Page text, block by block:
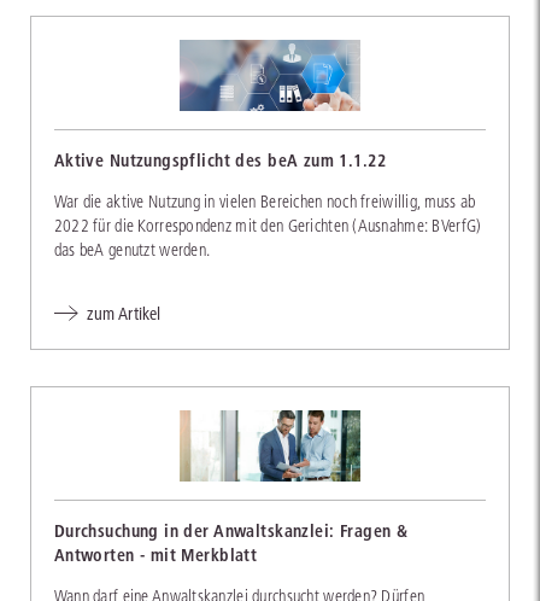
Aktive Nutzungspflicht des beA zum 1.1.22
War die aktive Nutzung in vielen Bereichen noch freiwillig, muss ab
2022 für die Korrespondenz mit den Gerichten (Ausnahme: BVerfG)
das beA genutzt werden.
zum Artikel
Durchsuchung in der Anwaltskanzlei: Fragen &
Antworten - mit Merkblatt
Wann darf eine Anwaltskanzlei durchsucht werden? Dürfen